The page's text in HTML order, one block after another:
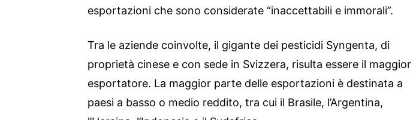
esportazioni che sono considerate “inaccettabili e immorali”.
Tra le aziende coinvolte, il gigante dei pesticidi Syngenta, di
proprietà cinese e con sede in Svizzera, risulta essere il maggior
esportatore. La maggior parte delle esportazioni è destinata a
paesi a basso o medio reddito, tra cui il Brasile, l’Argentina,